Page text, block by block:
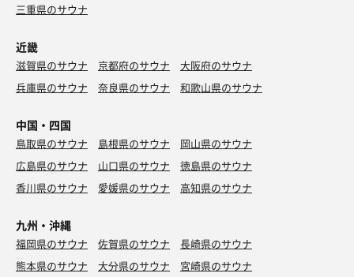
三重県のサウナ
近畿
滋賀県のサウナ 京都府のサウナ
大阪府のサウナ
兵庫県のサウナ
奈良県のサウナ 和歌山県のサウナ
中国・四国
鳥取県のサウナ 島根県のサウナ
岡山県のサウナ
広島県のサウナ
山口県のサウナ
徳島県のサウナ
香川県のサウナ
愛媛県のサウナ 高知県のサウナ
九州・沖縄
福岡県のサウナ 佐賀県のサウナ
長崎県のサウナ
熊本県のサウナ
大分県のサウナ
宮崎県のサウナ